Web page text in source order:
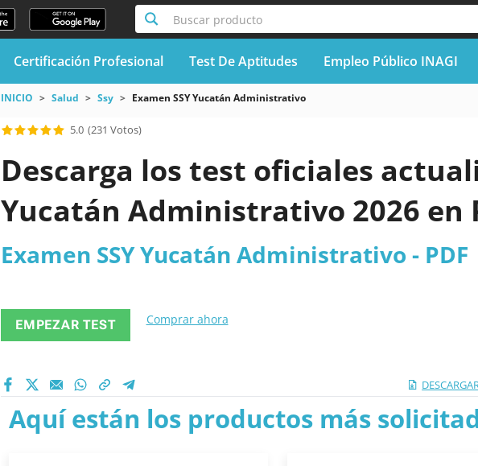
Buscar producto
Certificación Profesional Test De Aptitudes Empleo Público INAGI
INICIO Salud Ssy Examen SSY Yucatán Administrativo
5.0 (231 Votos)
Descarga los test oficiales
Yucatán Administrativo 2026 en
Examen SSY Yucatán Administrativo - PDF
EMPEZAR TEST Comprar ahora
Aquí están los productos más